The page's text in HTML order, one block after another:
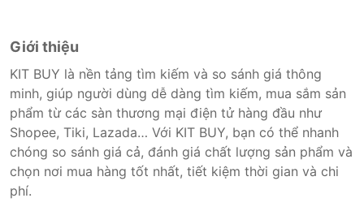
Giới thiệu
KIT BUY là nền tảng tìm kiếm và so sánh giá thông
minh, giúp người dùng dễ dàng tìm kiếm, mua sắm sản
phẩm từ các sàn thương mại điện tử hàng đầu như
Shopee, Tiki, Lazada… Với KIT BUY, bạn có thể nhanh
chóng so sánh giá cả, đánh giá chất lượng sản phẩm và
chọn nơi mua hàng tốt nhất, tiết kiệm thời gian và chi
phí.